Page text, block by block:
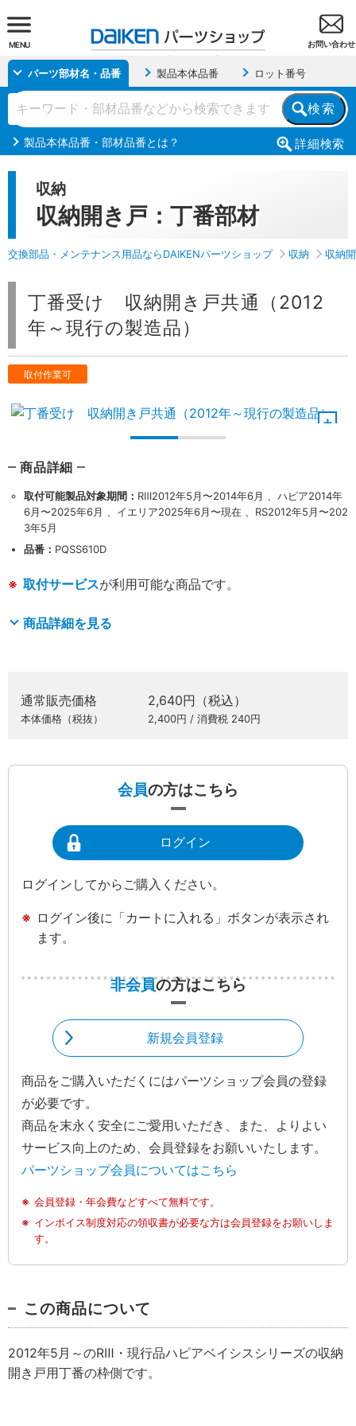
お問い合わせ
MENU
パーツ部材名・品番 製品本体品番 ロット番号
検索
詳細検索
製品本体品番・部材品番とは？
収納
収納開き戸：丁番部材
交換部品・メンテナンス用品ならDAIKENパーツショップ 収納 収納
丁番受け 収納開き戸共通（2012
年～現行の製造品）
取付作業可
商品詳細
取付可能製品対象期間： RⅢ2012年5月〜2014年6月 、ハピア2014年
6月〜2025年6月 、イエリア2025年6月〜現在 、RS2012年5月〜202
3年5月
品番： PQSS610D
取付サービスが利用可能な商品です。
商品詳細を見る
通常販売価格 2,640円（税込）
本体価格（税抜） 2,400円 / 消費税 240円
会員の方はこちら
ログイン
ログインしてからご購入ください。
ログイン後に「カートに入れる」ボタンが表示され
ます。
非会員の方はこちら
新規会員登録
商品をご購入いただくにはパーツショップ会員の登録
が必要です。
商品を末永く安全にご愛用いただき、また、よりよい
サービス向上のため、会員登録をお願いいたします。
パーツショップ会員についてはこちら
会員登録・年会費などすべて無料です。
インボイス制度対応の領収書が必要な方は会員登録をお願いしま
す。
この商品について
2012年5月～のRⅢ・現行品ハピアベイシスシリーズの収納
開き戸用丁番の枠側です。